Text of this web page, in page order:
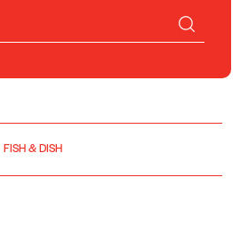
FISH & DISH